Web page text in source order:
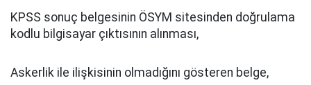
KPSS sonuç belgesinin ÖSYM sitesinden doğrulama
kodlu bilgisayar çıktısının alınması,
Askerlik ile ilişkisinin olmadığını gösteren belge,